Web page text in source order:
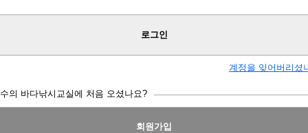
로그인
계정을 잊어버리셨
의 바다낚시교실에 처음 오셨나요?
회원가입